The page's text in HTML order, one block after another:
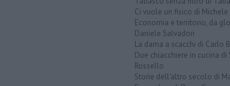
Ci vuole un fisico di Michele
Economia e territorio, da
Daniele Salvadori
La dama a scacchi di Carlo
Due chiacchiere in cucina di
Rossello
Storie dell'altro secolo di